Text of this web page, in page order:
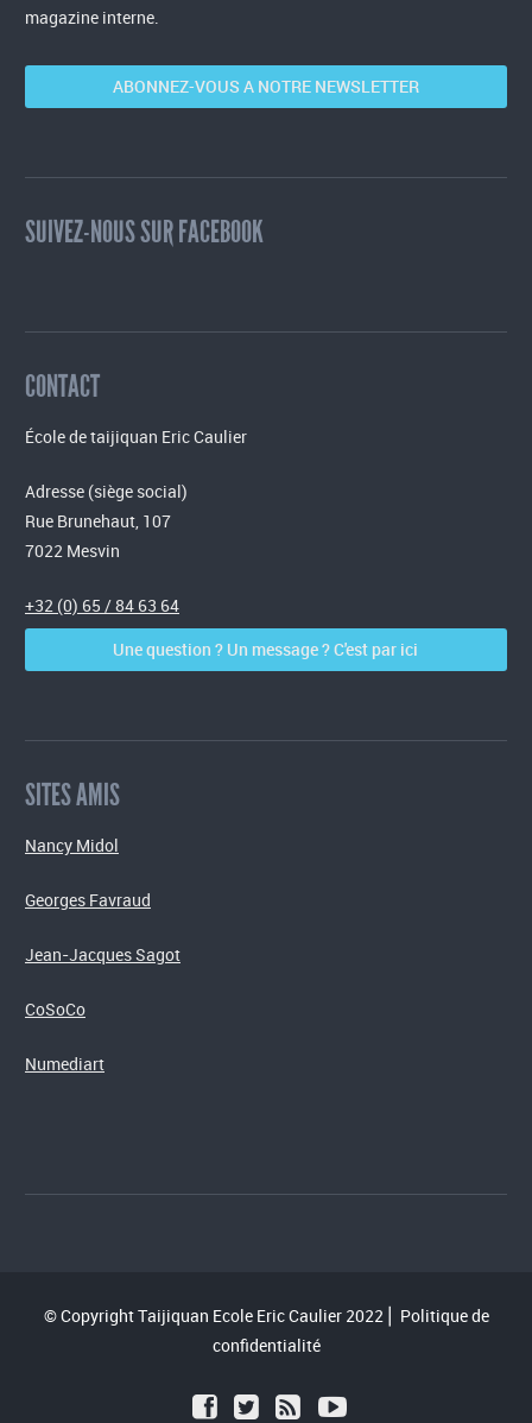
magazine interne.
ABONNEZ-VOUS A NOTRE NEWSLETTER
SUIVEZ-NOUS SUR FACEBOOK
CONTACT
École de taijiquan Eric Caulier
Adresse (siège social)
Rue Brunehaut, 107
7022 Mesvin
+32 (0) 65 / 84 63 64
Une question ? Un message ? C'est par ici
SITES AMIS
Nancy Midol
Georges Favraud
Jean-Jacques Sagot
CoSoCo
Numediart
© Copyright Taijiquan Ecole Eric Caulier 2022⎪ Politique de
confidentialité